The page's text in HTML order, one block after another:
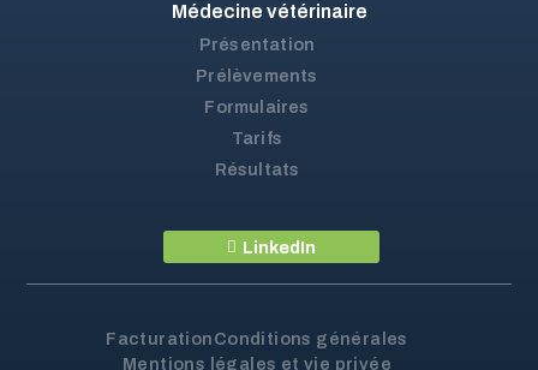
Médecine vétérinaire
Présentation
Prélèvements
Formulaires
Tarifs
Résultats
LinkedIn
FacturationConditions générales
Mentions légales et vie privée